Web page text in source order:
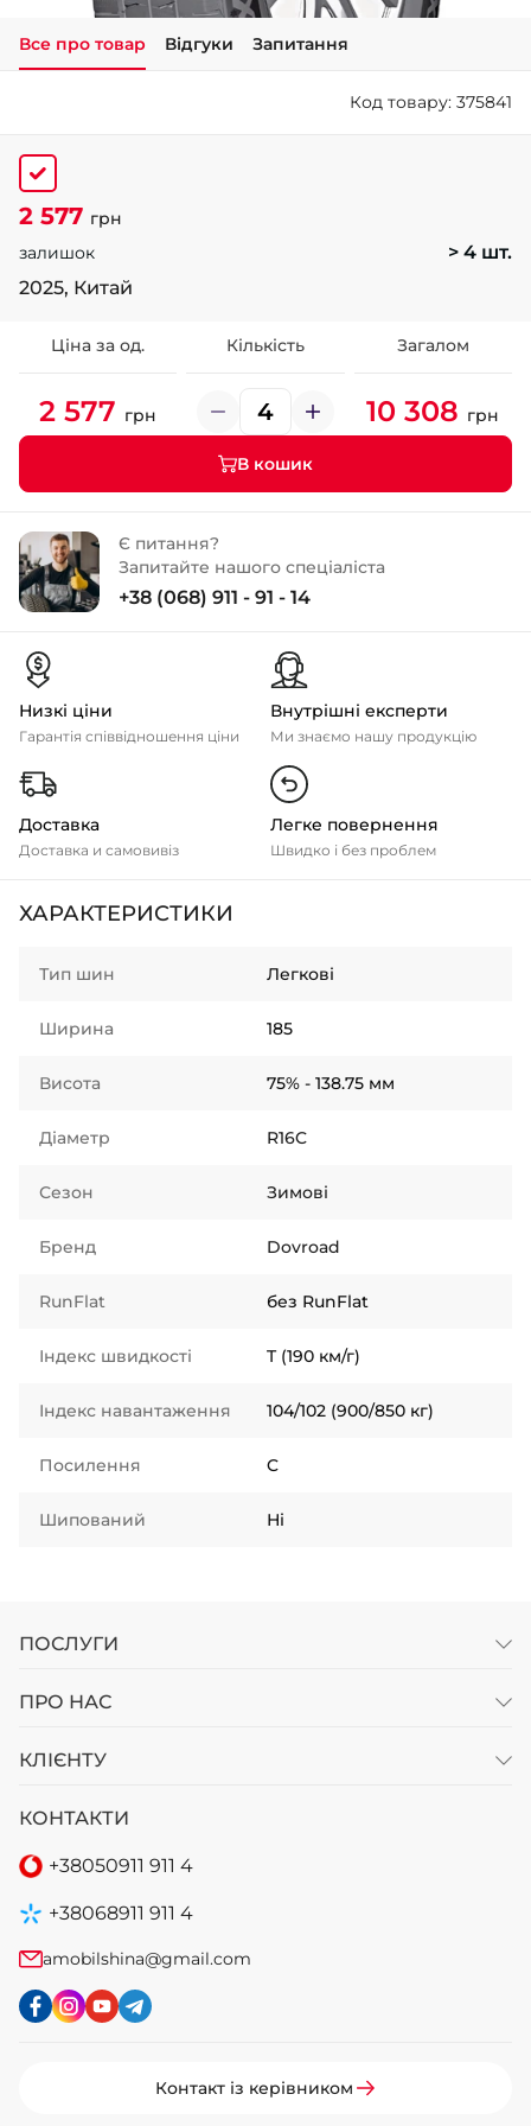
+38 (050)-911-911-2
+38 (099)-643-33-77
Все про товар Відгуки Запитання
Код товару: 375841
2 577 грн
залишок
> 4 шт.
2025, Китай
Ціна за од. Кількість Загалом
2 577 грн 10 308 грн
В кошик
Є питання?
Запитайте нашого спеціаліста
+38 (068) 911 - 91 - 14
Низкі ціни
Гарантія співвідношення ціни
Внутрішні експерти
Ми знаємо нашу продукцію
Доставка
Доставка и самовивіз
Легке повернення
Швидко і без проблем
ХАРАКТЕРИСТИКИ
Тип шин Легкові
Ширина 185
Висота 75% - 138.75 мм
Діаметр R16C
Сезон Зимові
Бренд Dovroad
RunFlat без RunFlat
Індекс швидкості T (190 км/г)
Індекс навантаження 104/102 (900/850 кг)
Посилення C
Шипований Ні
ПОСЛУГИ
ПРО НАС
КЛІЄНТУ
КОНТАКТИ
+38050911 911 4
+38068911 911 4
amobilshina@gmail.com
Контакт із керівником